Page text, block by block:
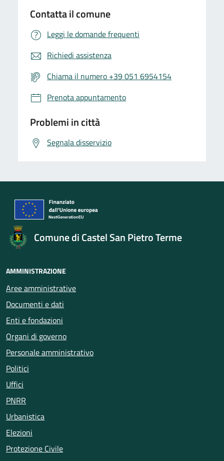
Contatta il comune
Leggi le domande frequenti
Richiedi assistenza
Chiama il numero +39 051 6954154
Prenota appuntamento
Problemi in città
Segnala disservizio
Comune di Castel San Pietro Terme
AMMINISTRAZIONE
Aree amministrative
Documenti e dati
Enti e fondazioni
Organi di governo
Personale amministrativo
Politici
Uffici
PNRR
Urbanistica
Elezioni
Protezione Civile